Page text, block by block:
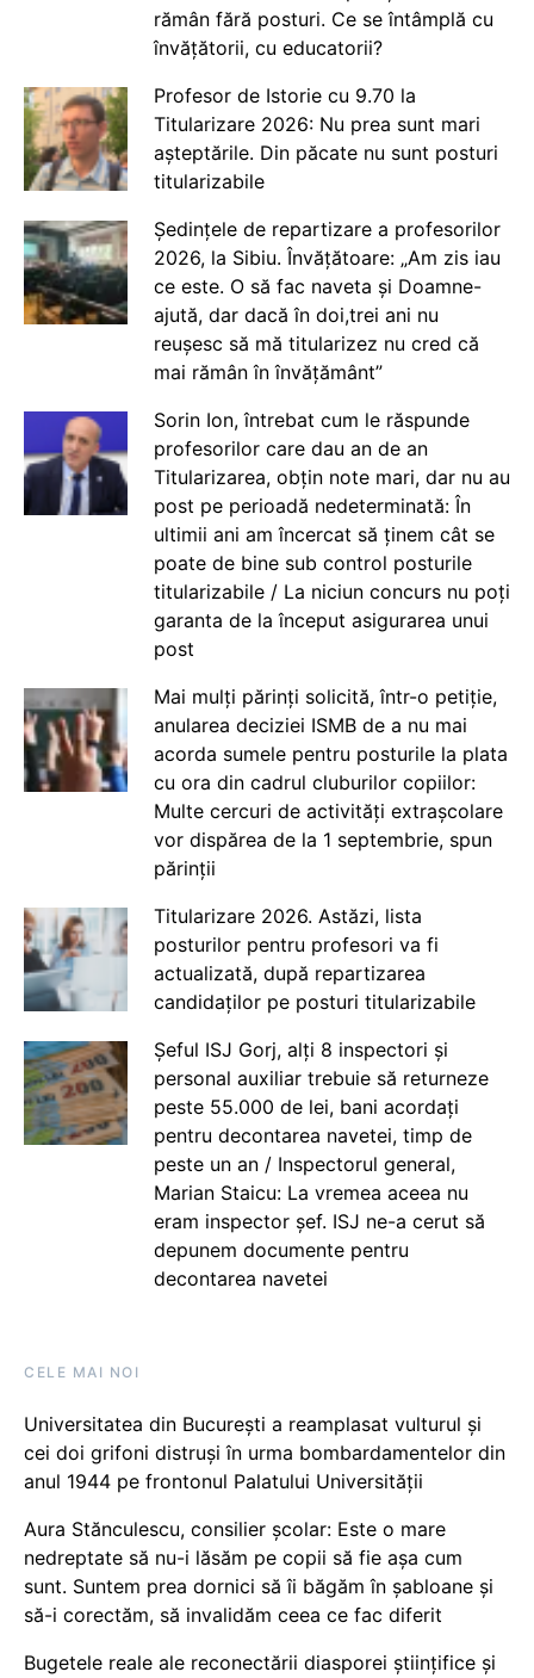
rămân fără posturi. Ce se întâmplă cu
învățătorii, cu educatorii?
Profesor de Istorie cu 9.70 la
Titularizare 2026: Nu prea sunt mari
așteptările. Din păcate nu sunt posturi
titularizabile
Ședințele de repartizare a profesorilor
2026, la Sibiu. Învățătoare: „Am zis iau
ce este. O să fac naveta și Doamne-
ajută, dar dacă în doi,trei ani nu
reușesc să mă titularizez nu cred că
mai rămân în învățământ”
Sorin Ion, întrebat cum le răspunde
profesorilor care dau an de an
Titularizarea, obțin note mari, dar nu au
post pe perioadă nedeterminată: În
ultimii ani am încercat să ținem cât se
poate de bine sub control posturile
titularizabile / La niciun concurs nu poți
garanta de la început asigurarea unui
post
Mai mulți părinți solicită, într-o petiție,
anularea deciziei ISMB de a nu mai
acorda sumele pentru posturile la plata
cu ora din cadrul cluburilor copiilor:
Multe cercuri de activități extrașcolare
vor dispărea de la 1 septembrie, spun
părinții
Titularizare 2026. Astăzi, lista
posturilor pentru profesori va fi
actualizată, după repartizarea
candidaților pe posturi titularizabile
Șeful ISJ Gorj, alți 8 inspectori și
personal auxiliar trebuie să returneze
peste 55.000 de lei, bani acordați
pentru decontarea navetei, timp de
peste un an / Inspectorul general,
Marian Staicu: La vremea aceea nu
eram inspector șef. ISJ ne-a cerut să
depunem documente pentru
decontarea navetei
CELE MAI NOI
Universitatea din București a reamplasat vulturul și
cei doi grifoni distruși în urma bombardamentelor din
anul 1944 pe frontonul Palatului Universității
Aura Stănculescu, consilier școlar: Este o mare
nedreptate să nu-i lăsăm pe copii să fie așa cum
sunt. Suntem prea dornici să îi băgăm în șabloane și
să-i corectăm, să invalidăm ceea ce fac diferit
Bugetele reale ale reconectării diasporei științifice și